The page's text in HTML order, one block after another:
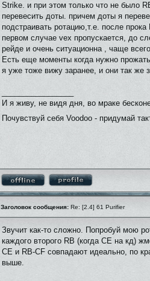
Strike. и при этом только что не было
перевесить доты. причем доты я
подстраивать ротацию,т.е. после
первом случае vex пропускается, до
рейде и очень ситуационна , чаще
Есть еще моменты когда нужно
я уже тоже вижу заранее, и они так же
И я живу, не видя дня, во мраке
Почувствуй себя Voodoo - придумай
Заголовок сообщения: Re: [2.4] 61 Purifier
Звучит как-то сложно. Попробуй мою
каждого второго RB (когда CE на кд)
CE и RB-CF совпадают идеально, по
выше.